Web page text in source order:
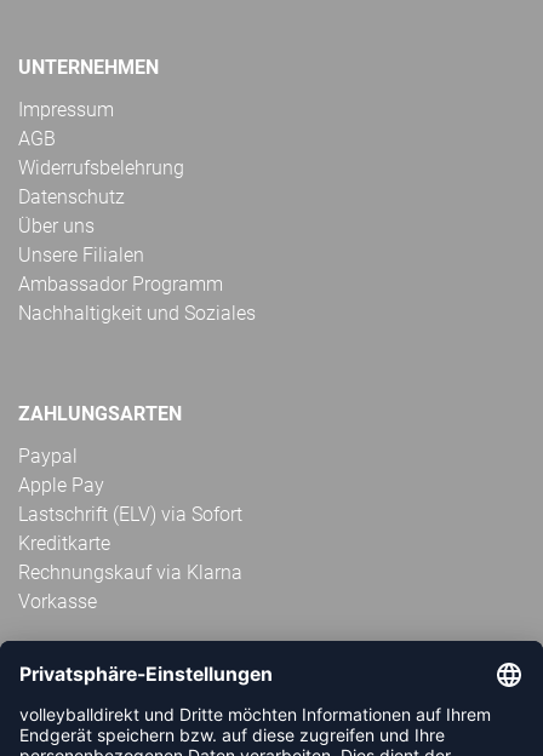
UNTERNEHMEN
Impressum
AGB
Widerrufsbelehrung
Datenschutz
Über uns
Unsere Filialen
Ambassador Programm
Nachhaltigkeit und Soziales
ZAHLUNGSARTEN
Paypal
Apple Pay
Lastschrift (ELV) via Sofort
Kreditkarte
Rechnungskauf via Klarna
Vorkasse
ABONNIERE JETZT DEN KOSTENLOSEN
VOLLEYBALLDIREKT-NEWSLETTER UND VERPASSE KEINE
NEUIGKEIT ODER AKTION MEHR.